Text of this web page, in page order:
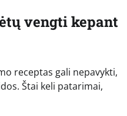
vengti kepant
receptas gali nepavykti,
Štai keli patarimai,